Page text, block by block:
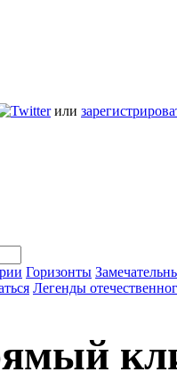
или
Горизонты
Легенды